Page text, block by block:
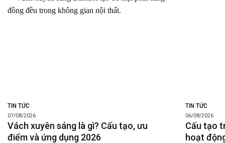
TIN TỨC
07/08/2026
Vách xuyên sáng là gì? Cấu tạo, ưu
điểm và ứng dụng 2026
TIN TỨC
06/08/2026
Cấu tạo
hoạt